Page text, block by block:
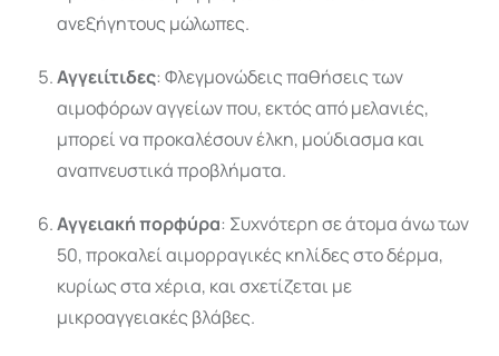
ανεξήγητους μώλωπες.
Αγγειίτιδες: Φλεγμονώδεις παθήσεις των
αιμοφόρων αγγείων που, εκτός από μελανιές,
μπορεί να προκαλέσουν έλκη, μούδιασμα και
αναπνευστικά προβλήματα.
Αγγειακή πορφύρα: Συχνότερη σε άτομα άνω των
50, προκαλεί αιμορραγικές κηλίδες στο δέρμα,
κυρίως στα χέρια, και σχετίζεται με
μικροαγγειακές βλάβες.